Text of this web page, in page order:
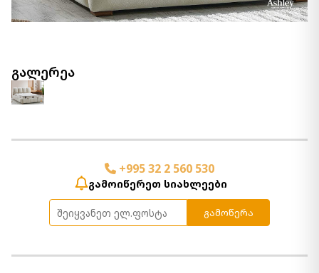
გალერეა
+995 32 2 560 530
გამოიწერეთ სიახლეები
გამოწერა